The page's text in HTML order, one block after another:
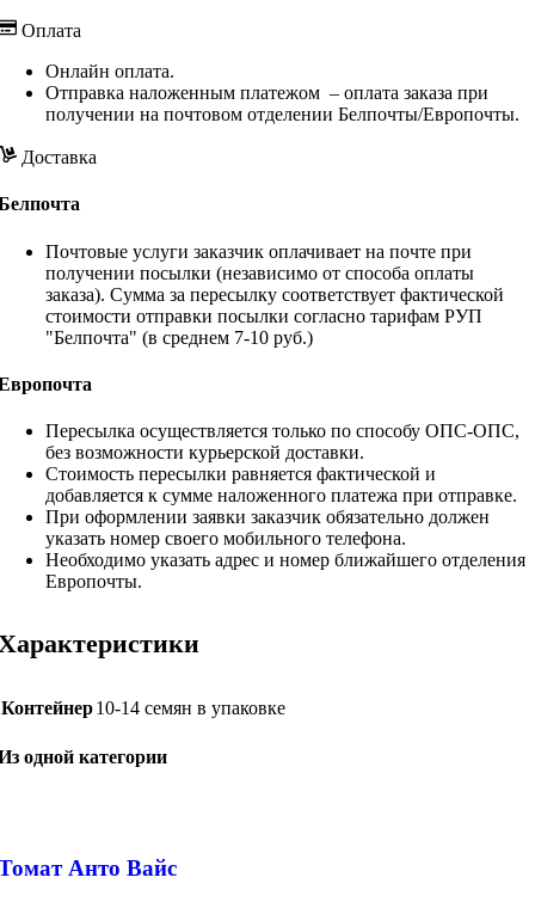
Оплата
Онлайн оплата.
Отправка наложенным платежом – оплата заказа при
получении на почтовом отделении Белпочты/Европочты.
Доставка
Почтовые услуги заказчик оплачивает на почте при
получении посылки (независимо от способа оплаты
заказа). Сумма за пересылку соответствует фактической
стоимости отправки посылки согласно тарифам РУП
"Белпочта" (в среднем 7-10 руб.)
Пересылка осуществляется только по способу ОПС-ОПС,
без возможности курьерской доставки.
Стоимость пересылки равняется фактической и
добавляется к сумме наложенного платежа при отправке.
При оформлении заявки заказчик обязательно должен
указать номер своего мобильного телефона.
Необходимо указать адрес и номер ближайшего отделения
Европочты.
Контейнер10-14 семян в упаковке
одной категории
Анто Вайс